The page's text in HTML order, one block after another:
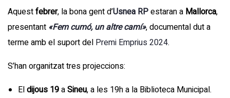
Aquestfebrer, la bona gent d’Usnea RPestaran a Mallorca,
presentant «Fem cumó, un altre camí», documental dut a
terme amb el suport del Premi Emprius 2024.
S’han organitzat tres projeccions:
Eldijous 19aSineu, a les 19h a la Biblioteca Municipal.